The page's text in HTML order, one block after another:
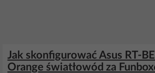
Jak skonfigurować Asus RT-
Orange światłowód za